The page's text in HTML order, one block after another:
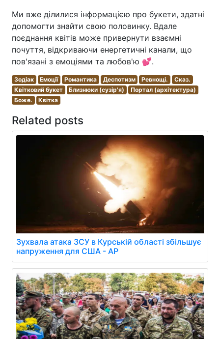
Ми вже ділилися інформацією про букети, здатні
допомогти знайти свою половинку. Вдале
поєднання квітів може привернути взаємні
почуття, відкриваючи енергетичні канали, що
пов'язані з емоціями та любов'ю 💕.
Зодіак Емоції Романтика Деспотизм Ревнощі.
Сказ.
Квітковий букет
Близнюки (сузір'я)
Портал (архітектура)
Боже.
Квітка
Related posts
Зухвала атака ЗСУ в Курській області збільшує
напруження для США - AP